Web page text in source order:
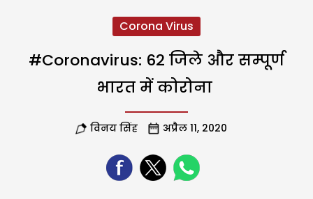
Corona Virus
#coronavirus: 62 जिले और सम्पूर्ण
भारत में कोरोना
विनय सिंह अप्रैल 11, 2020